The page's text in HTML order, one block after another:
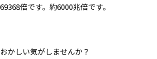
倍です。約6000兆倍です。
かしい気がしませんか？